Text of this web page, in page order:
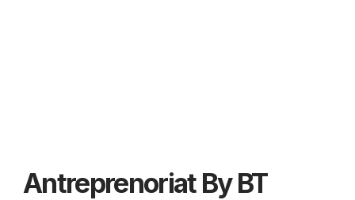
Antreprenoriat By BT